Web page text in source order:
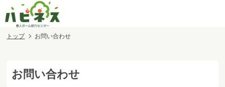
トップ お問い合わせ
お問い合わせ